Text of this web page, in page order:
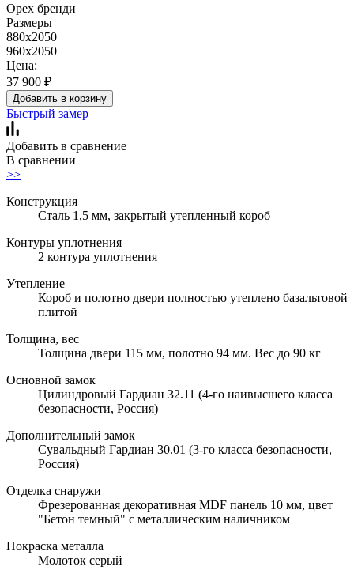
Орех бренди
Размеры
880x2050
960x2050
Цена:
37 900 ₽
Добавить в корзину
Быстрый замер
Добавить в сравнение
В сравнении
>>
Конструкция
Сталь 1,5 мм, закрытый утепленный короб
Контуры уплотнения
2 контура уплотнения
Утепление
Короб и полотно двери полностью утеплено базальтовой
плитой
Толщина, вес
Толщина двери 115 мм, полотно 94 мм. Вес до 90 кг
Основной замок
Цилиндровый Гардиан 32.11 (4-го наивысшего класса
безопасности, Россия)
Дополнительный замок
Сувальдный Гардиан 30.01 (3-го класса безопасности,
Россия)
Отделка снаружи
Фрезерованная декоративная MDF панель 10 мм, цвет
"Бетон темный" с металлическим наличником
Покраска металла
Молоток серый